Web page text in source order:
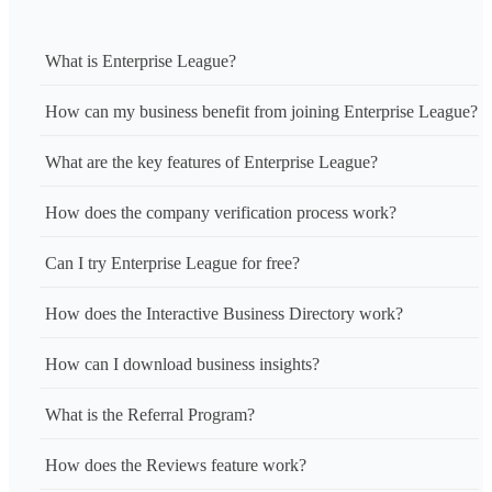
What is Enterprise League?
How can my business benefit from joining Enterprise League?
What are the key features of Enterprise League?
How does the company verification process work?
Can I try Enterprise League for free?
How does the Interactive Business Directory work?
How can I download business insights?
What is the Referral Program?
How does the Reviews feature work?